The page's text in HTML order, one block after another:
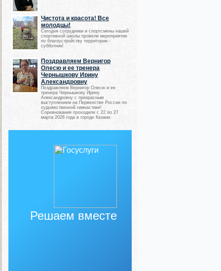
Чистота и красота! Все
молодцы!
Сегодня сотрудники и спортсмены нашей
спортивной школы провели мероприятие
по благоустройству территории -
субботник!
Поздравляем Вернигор
Олесю и ее тренера
Чернышкову Ирину
Александровну
Поздравляем Вернигор Олесю и ее
тренера Чернышкову Ирину
Александровну с прекрасным
выступлением на Первенстве России по
художественной гимнастике!
Соревнования проходили с 22 по 27
марта 2026 года в городе Казани.
Решаем вместе